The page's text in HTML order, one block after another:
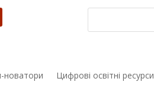
новатори Цифрові освітні ресурси